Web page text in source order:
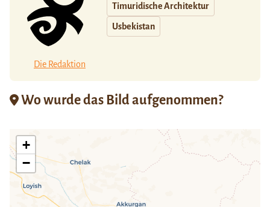
Die Redaktion
Timuridische Architektur
Usbekistan
Wo wurde das Bild aufgenommen?
+
−